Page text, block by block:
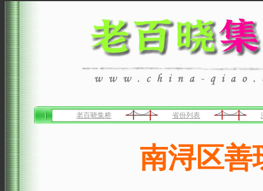
老百晓集桥 省份列表
南浔区善